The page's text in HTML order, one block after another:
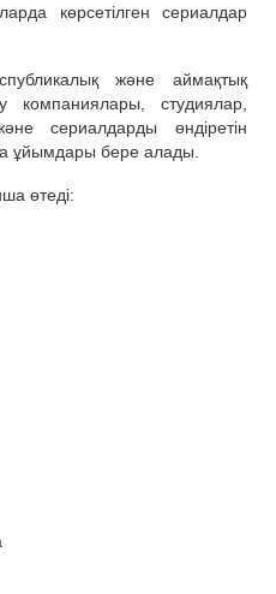
көрсетілген сериалдар
және аймақтық
компаниялары, студиялар,
сериалдарды өндіретін
ұйымдары бере алады.
өтеді: